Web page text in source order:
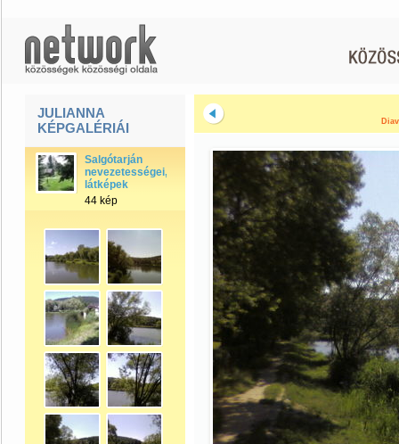
JULIANNA
KÉPGALÉRIÁI
Salgótarján
nevezetességei,
látképek
44 kép